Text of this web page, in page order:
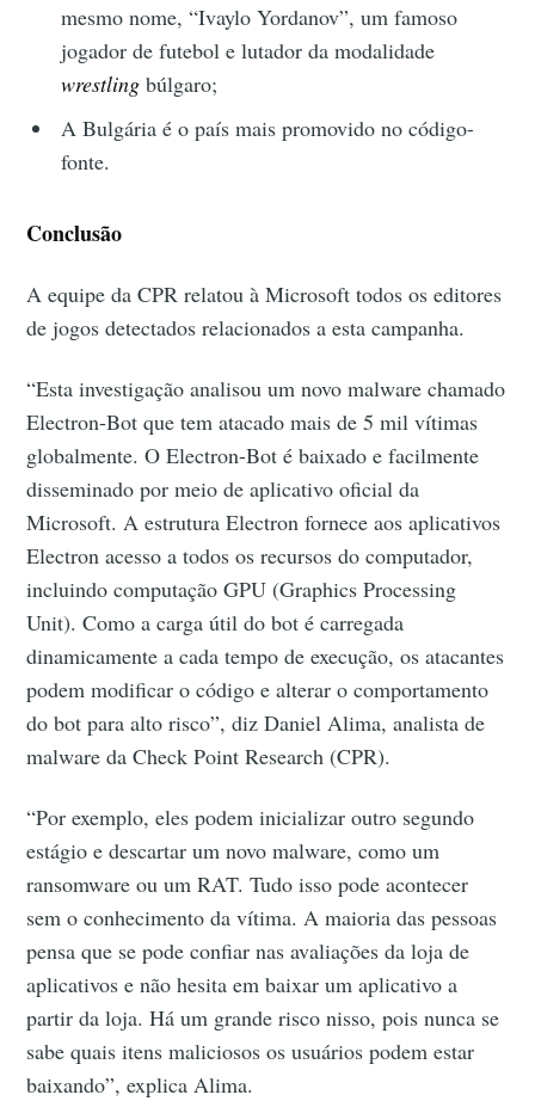
mesmo nome, “Ivaylo Yordanov”, um famoso
jogador de futebol e lutador da modalidade
wrestling búlgaro;
A Bulgária é o país mais promovido no código-
fonte.
Conclusão
A equipe da CPR relatou à Microsoft todos os editores
de jogos detectados relacionados a esta campanha.
“Esta investigação analisou um novo malware chamado
Electron-Bot que tem atacado mais de 5 mil vítimas
globalmente. O Electron-Bot é baixado e facilmente
disseminado por meio de aplicativo oficial da
Microsoft. A estrutura Electron fornece aos aplicativos
Electron acesso a todos os recursos do computador,
incluindo computação GPU (Graphics Processing
Unit). Como a carga útil do bot é carregada
dinamicamente a cada tempo de execução, os atacantes
podem modificar o código e alterar o comportamento
do bot para alto risco”, diz Daniel Alima, analista de
malware da Check Point Research (CPR).
“Por exemplo, eles podem inicializar outro segundo
estágio e descartar um novo malware, como um
ransomware ou um RAT. Tudo isso pode acontecer
sem o conhecimento da vítima. A maioria das pessoas
pensa que se pode confiar nas avaliações da loja de
aplicativos e não hesita em baixar um aplicativo a
partir da loja. Há um grande risco nisso, pois nunca se
sabe quais itens maliciosos os usuários podem estar
baixando”, explica Alima.